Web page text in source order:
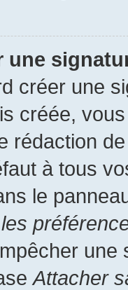
une
créer une
créée,
rédaction
à tous
le
une
Attacher